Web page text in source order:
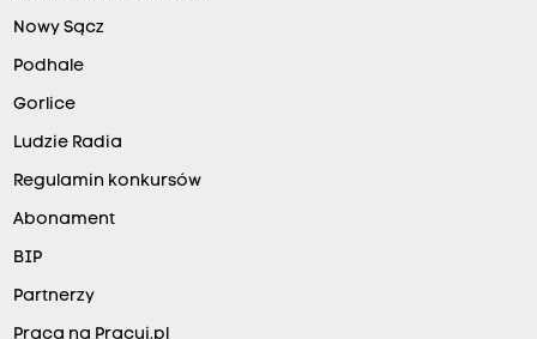
Nowy Sącz
Podhale
Gorlice
Ludzie Radia
Regulamin konkursów
Abonament
BIP
Partnerzy
Praca na Pracuj.pl